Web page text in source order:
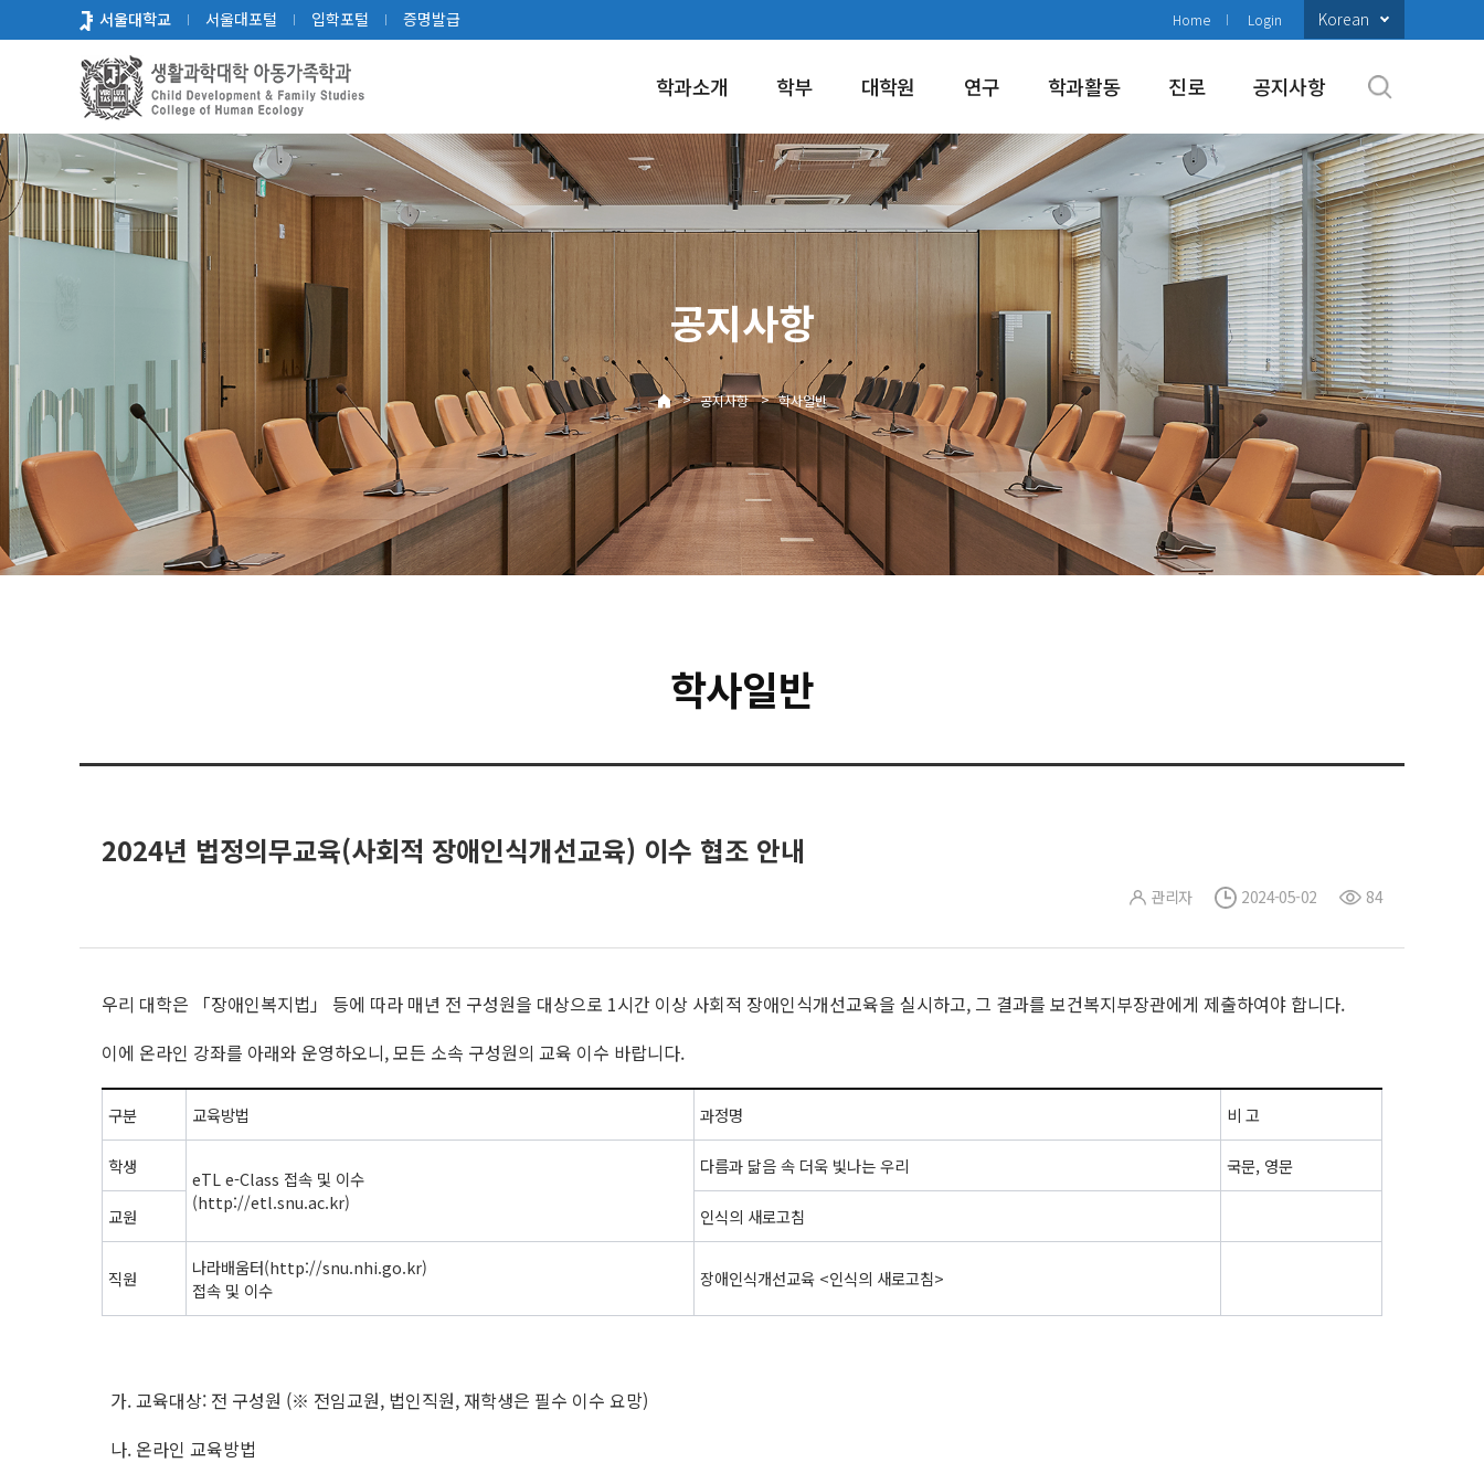
로
뉴
서울대학교 서울대포털 입학포털 증명발급 Home Login Korean
학과소개 학부 대학원 연구 학과활동 진로 공지사항
공지사항
> 공지사항 > 학사일반
학사일반
2024년 법정의무교육(사회적 장애인식개선교육) 이수 협조 안내
관리자 2024-05-02 84
우리 대학은 「장애인복지법」 등에 따라 매년 전 구성원을 대상으로 1시간 이상 사회적 장애인식개선교육을 실시하고, 그 결과를 보건복지부장관에게 제출하여야 합니다.
이에 온라인 강좌를 아래와 운영하오니, 모든 소속 구성원의 교육 이수 바랍니다.
구분 교육방법 과정명 비 고
학생
eTL e-Class 접속 및 이수
(http://etl.snu.ac.kr)
다름과 닮음 속 더욱 빛나는 우리 국문, 영문
교원 인식의 새로고침
직원
나라배움터(http://snu.nhi.go.kr)
접속 및 이수
장애인식개선교육 <인식의 새로고침>
가. 교육대상: 전 구성원 (※ 전임교원, 법인직원, 재학생은 필수 이수 요망)
나. 온라인 교육방법